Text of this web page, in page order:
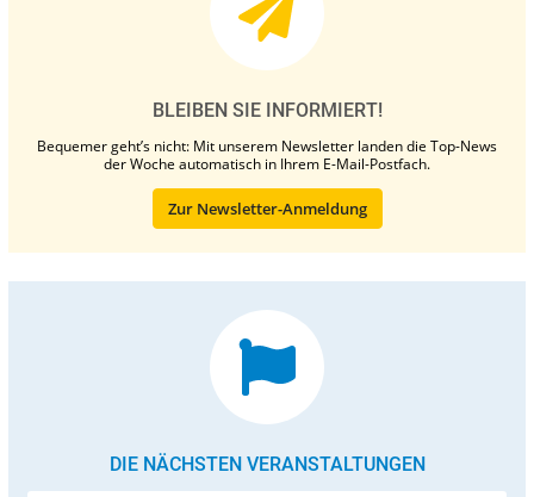
BLEIBEN SIE INFORMIERT!
Bequemer geht’s nicht: Mit unserem Newsletter landen die Top-News
der Woche automatisch in Ihrem E-Mail-Postfach.
Zur Newsletter-Anmeldung
DIE NÄCHSTEN VERANSTALTUNGEN